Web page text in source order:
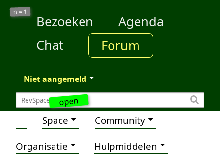
open
n = 1
Bezoeken
Agenda
Chat
Forum
Niet aangemeld
Space Community
Organisatie Hulpmiddelen